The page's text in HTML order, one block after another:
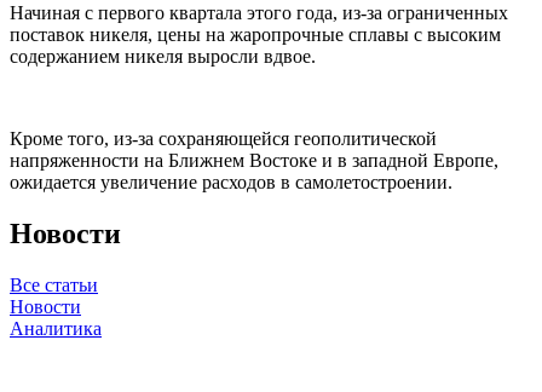
Начиная с первого квартала этого года, из-за ограниченных
поставок никеля, цены на жаропрочные сплавы с высоким
содержанием никеля выросли вдвое.
Кроме того, из-за сохраняющейся геополитической
напряженности на Ближнем Востоке и в западной Европе,
ожидается увеличение расходов в самолетостроении.
Новости
Все статьи
Новости
Аналитика